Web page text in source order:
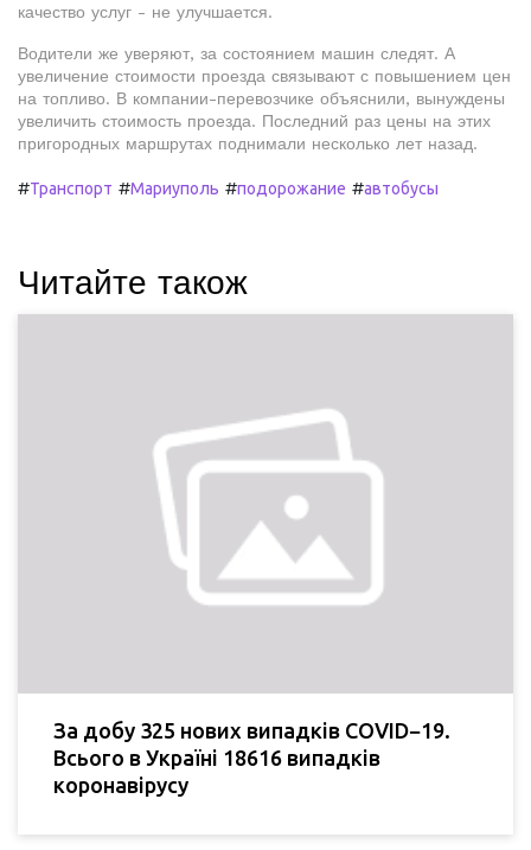
качество услуг - не улучшается.
Водители же уверяют, за состоянием машин следят. А
увеличение стоимости проезда связывают с повышением цен
на топливо. В компании-перевозчике объяснили, вынуждены
увеличить стоимость проезда. Последний раз цены на этих
пригородных маршрутах поднимали несколько лет назад.
#Транспорт #Мариуполь #подорожание #автобусы
Читайте також
За добу 325 нових випадків COVID−19.
Всього в Україні 18616 випадків
коронавірусу